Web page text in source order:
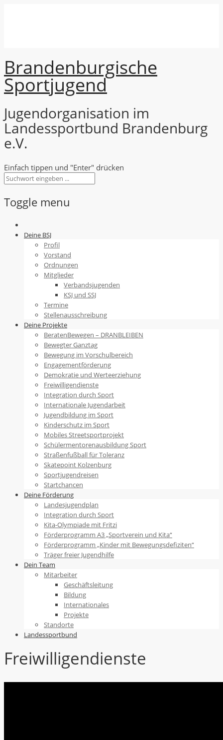
Brandenburgische
Sportjugend
Jugendorganisation im
Landessportbund Brandenburg
e.V.
Einfach tippen und "Enter" drücken
Toggle menu
Skip
Deine BSJ
Profil
Vorstand
Ordnungen
Mitglieder
Verbandsjugenden
KSJ und SSJ
Termine
Stellenausschreibung
Deine Projekte
BeratenBewegen – DRANBLEIBEN
Bewegter Ganztag
Bewegung im Vorschulbereich
Engagementförderung
Demokratie und Werteerziehung
Freiwilligendienste
Integration durch Sport
Internationale Jugendarbeit
Jugendbildung im Sport
Kinderschutz im Sport
Mobiles Streetsportprojekt
Schülermentorenausbildung Sport
Straßenfußball für Toleranz
Skatepoint Kolzenburg
Sportjugendreisen
Startchancen
Deine Förderung
Landesjugendplan
Integration durch Sport
Kita-Olympiade mit Fritzi
Förderprogramm A3 „Sportverein und Kita“
Förderprogramm „Kinder mit Bewegungsdefiziten“
Träger freier Jugendhilfe
Dein Team
Mitarbeiter
Geschäftsleitung
Bildung
Internationales
Projekte
Standorte
Landessportbund
Freiwilligendienste